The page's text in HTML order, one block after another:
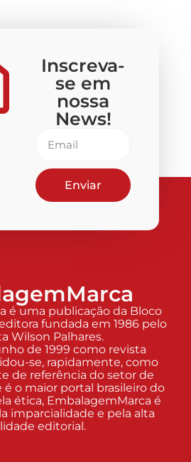
Inscreva-
se em
nossa
News!
Enviar
é uma publicação da Bloco
fundada em 1986 pelo
Wilson Palhares.
de 1999 como revista
se, rapidamente, como
de referência do setor de
é o maior portal brasileiro do
ética, EmbalagemMarca é
imparcialidade e pela alta
editorial.